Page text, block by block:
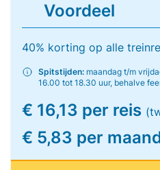
Voordeel
40% korting op alle
Spitstijden: maandag t/m
16.00 tot 18.30 uur, behalve
€ 16,13 per reis
€ 5,83 per